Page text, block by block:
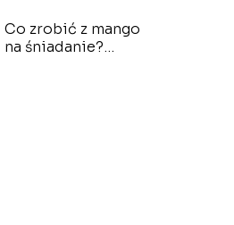
Co zrobić z mango
na śniadanie?